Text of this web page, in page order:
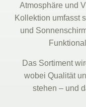
Atmosphäre und
Kollektion umfasst
und
Das Sortiment
wobei Qualität
stehen – und